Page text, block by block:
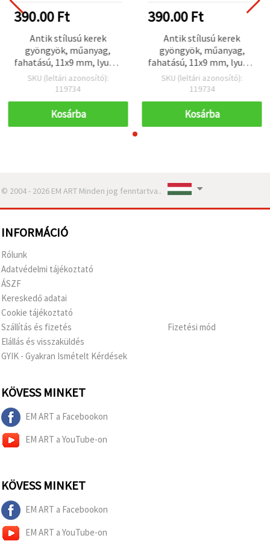
390.00 Ft
Antik stílusú kerek
gyöngyök, műanyag,
fahatású, 11x9 mm, lyuk: 4
mm, barna — 50 g (~78
db)
SKU (leltári azonosító):
119734
Kosárba
390.00 Ft
Antik stílusú kerek
gyöngyök, műanyag,
fahatású, 11x9 mm, lyuk: 4
mm, barna — 50 g (~78
db)
SKU (leltári azonosító):
119734
Kosárba
© 2004 - 2026 EM ART Minden jog fenntartva..
INFORMÁCIÓ
Rólunk
Adatvédelmi tájékoztató
ÁSZF
Kereskedő adatai
Cookie tájékoztató
Szállítás és fizetés
Elállás és visszaküldés
GYIK - Gyakran Ismételt Kérdések
Fizetési mód
KÖVESS MINKET
EM ART a Facebookon
EM ART a YouTube-on
KÖVESS MINKET
EM ART a Facebookon
EM ART a YouTube-on